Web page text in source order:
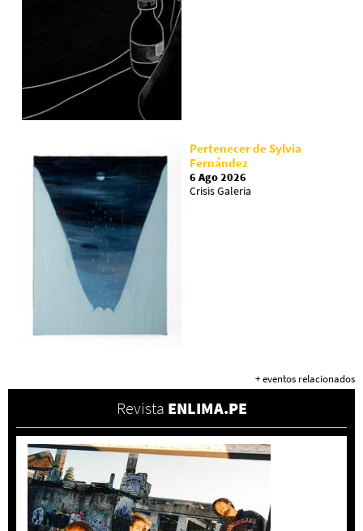
Pertenecer de Sylvia
Fernández
6 Ago 2026
Crisis Galeria
+ eventos relacionados
Revista ENLIMA.PE